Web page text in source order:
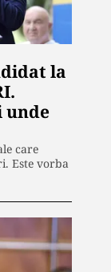
la
unde
care
Este vorba